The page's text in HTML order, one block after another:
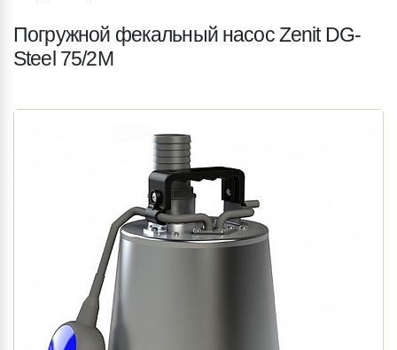
Погружной фекальный насос Zenit DG-
Steel 75/2M